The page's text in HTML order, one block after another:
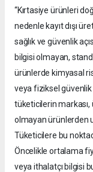
“Kırtasiye ürünleri
nedenle kayıt dışı
sağlık ve güvenlik
bilgisi olmayan,
ürünlerde kimyasal
veya fiziksel güvenlik
tüketicilerin markası,
olmayan ürünlerden
Tüketicilere bu
Öncelikle ortalama
veya ithalatçı bilgisi